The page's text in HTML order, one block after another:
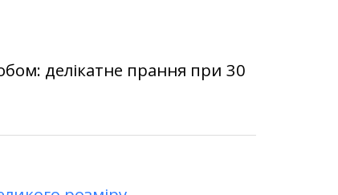
делікатне прання при 30